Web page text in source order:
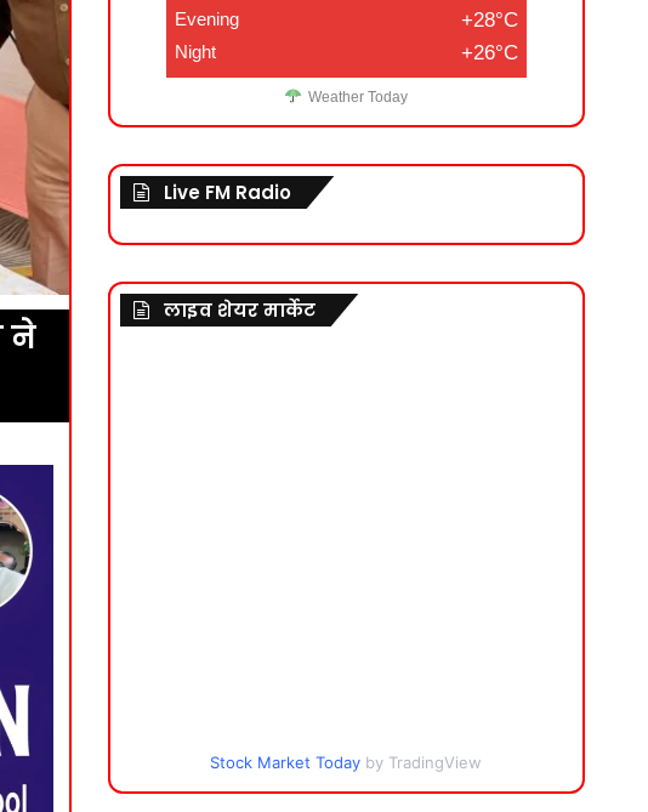
ने
Evening +28°C
Night +26°C
Weather Today
Live FM Radio
लाइव शेयर मार्केट
Stock Market Today by TradingView